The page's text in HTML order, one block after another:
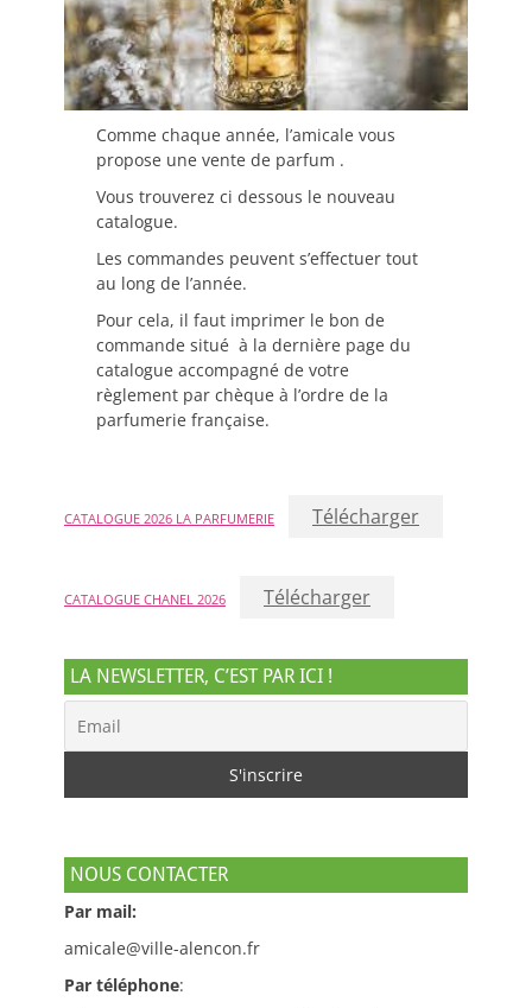
Comme chaque année, l’amicale vous
propose une vente de parfum .
Vous trouverez ci dessous le nouveau
catalogue.
Les commandes peuvent s’effectuer tout
au long de l’année.
Pour cela, il faut imprimer le bon de
commande situé à la dernière page du
catalogue accompagné de votre
règlement par chèque à l’ordre de la
parfumerie française.
CATALOGUE 2026 LA PARFUMERIE Télécharger
CATALOGUE CHANEL 2026 Télécharger
LA NEWSLETTER, C’EST PAR ICI !
NOUS CONTACTER
Par mail:
amicale@ville-alencon.fr
Par téléphone: